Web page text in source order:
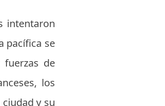
intentaron
pacífica se
de
los
y su